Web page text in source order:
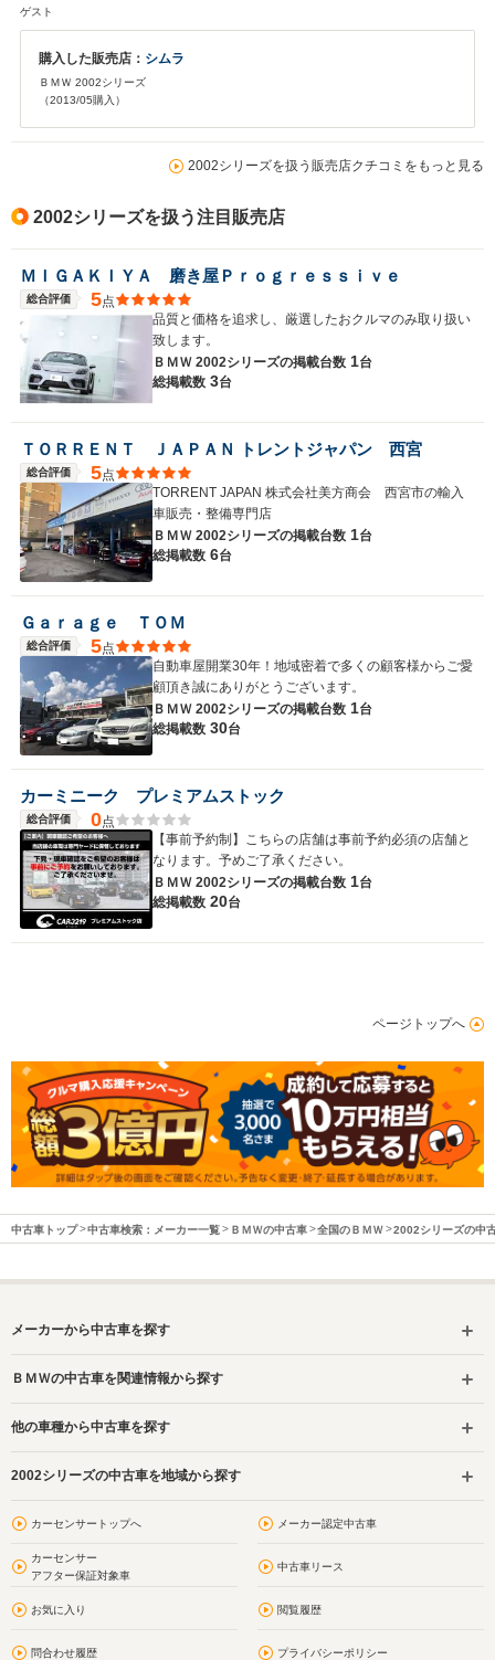
ゲスト
購入した販売店： シムラ
ＢＭＷ 2002シリーズ
（2013/05購入）
2002シリーズを扱う販売店クチコミをもっと見る
2002シリーズを扱う注目販売店
ＭＩＧＡＫＩＹＡ 磨き屋Ｐｒｏｇｒｅｓｓｉｖｅ
総合評価 5点
品質と価格を追求し、厳選したおクルマのみ取り扱い
致します。
ＢＭＷ 2002シリーズの掲載台数 1台
総掲載数 3台
ＴＯＲＲＥＮＴ ＪＡＰＡＮ トレントジャパン 西宮
総合評価 5点
TORRENT JAPAN 株式会社美方商会 西宮市の輸入
車販売・整備専門店
ＢＭＷ 2002シリーズの掲載台数 1台
総掲載数 6台
Ｇａｒａｇｅ ＴＯＭ
総合評価 5点
自動車屋開業30年！地域密着で多くの顧客様からご愛
顧頂き誠にありがとうございます。
ＢＭＷ 2002シリーズの掲載台数 1台
総掲載数 30台
カーミニーク プレミアムストック
総合評価 0点
【事前予約制】こちらの店舗は事前予約必須の店舗と
なります。予めご了承ください。
ＢＭＷ 2002シリーズの掲載台数 1台
総掲載数 20台
ページトップへ
中古車トップ 中古車検索：メーカー一覧 ＢＭＷの中古車 全国のＢＭＷ 2002シリーズの中
メーカーから中古車を探す
ＢＭＷの中古車を関連情報から探す
他の車種から中古車を探す
2002シリーズの中古車を地域から探す
カーセンサートップへ メーカー認定中古車
カーセンサー
アフター保証対象車
中古車リース
お気に入り 閲覧履歴
問合わせ履歴 プライバシーポリシー